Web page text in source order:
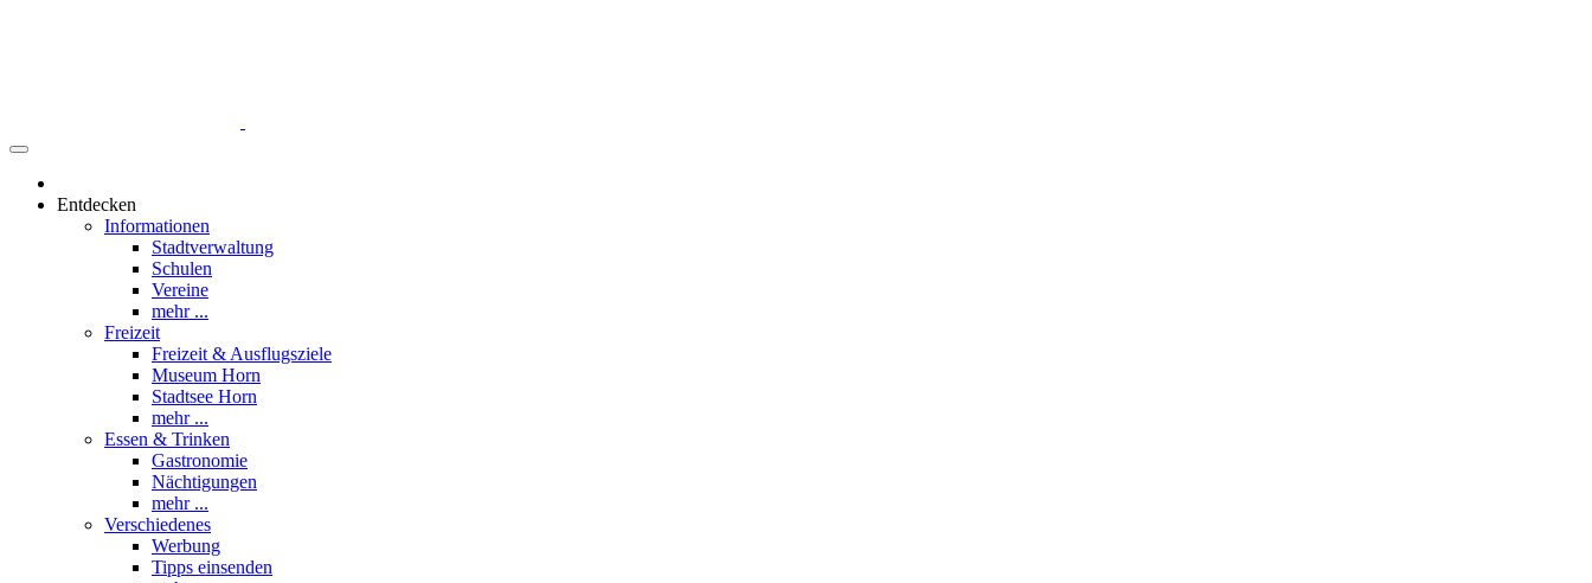
Freizeit
Freizeit & Ausflugsziele
Museum Horn
Stadtsee Horn
mehr ...
Essen & Trinken
Gastronomie
Nächtigungen
mehr ...
Verschiedenes
Werbung
Tipps einsenden
mehr ...
Was ist los
Veranstaltungen
Veranstaltungskalender
Veranstaltungen Bilder